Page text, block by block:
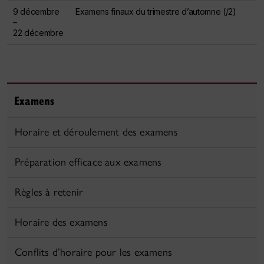
9 décembre
–
22 décembre
Examens finaux du trimestre d’automne (/2)
Examens
Horaire et déroulement des examens
Préparation efficace aux examens
Règles à retenir
Horaire des examens
Conflits d’horaire pour les examens